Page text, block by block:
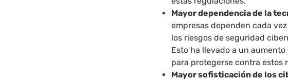
Mayor dependencia de la
empresas dependen cada
los riesgos de seguridad
Esto ha llevado a un
para protegerse contra estos
Mayor sofisticación de los